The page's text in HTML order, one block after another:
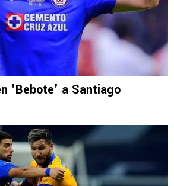
'Bebote' a Santiago